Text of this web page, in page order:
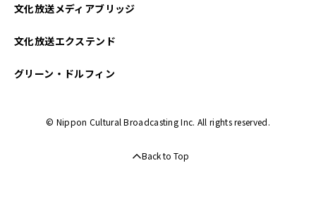
文化放送メディアブリッジ
文化放送エクステンド
グリーン・ドルフィン
© Nippon Cultural Broadcasting Inc. All rights reserved.
Back to Top